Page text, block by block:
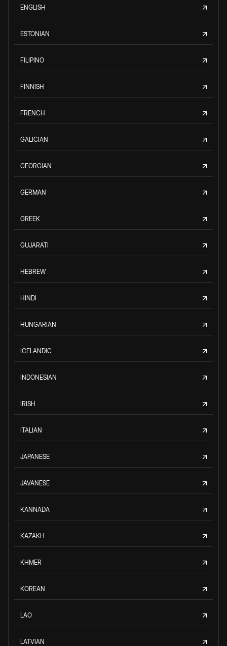
ENGLISH
ESTONIAN
FILIPINO
FINNISH
FRENCH
GALICIAN
GEORGIAN
GERMAN
GREEK
GUJARATI
HEBREW
HINDI
HUNGARIAN
ICELANDIC
INDONESIAN
IRISH
ITALIAN
JAPANESE
JAVANESE
KANNADA
KAZAKH
KHMER
KOREAN
LAO
LATVIAN